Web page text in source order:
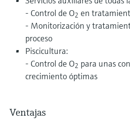
- Control de O2 en
- Monitorización y
proceso
Piscicultura:
- Control de O2 para unas
crecimiento óptimas
Ventajas